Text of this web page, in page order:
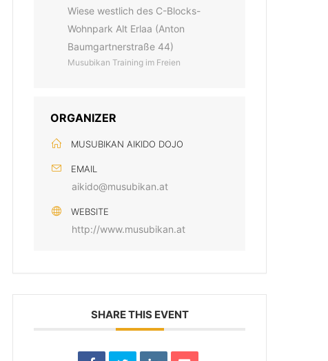
Wiese westlich des C-Blocks-
Wohnpark Alt Erlaa (Anton
Baumgartnerstraße 44)
Musubikan Training im Freien
ORGANIZER
MUSUBIKAN AIKIDO DOJO
EMAIL
aikido@musubikan.at
WEBSITE
http://www.musubikan.at
SHARE THIS EVENT